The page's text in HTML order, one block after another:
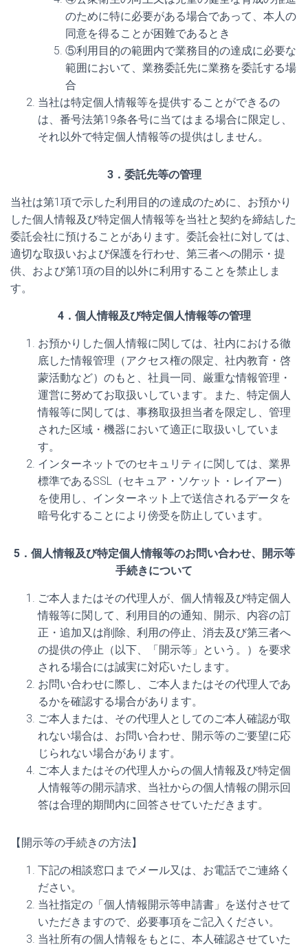
のために特に必要がある場合であって、本人の
同意を得ることが困難であるとき
⑤利用目的の範囲内で業務目的の達成に必要な
範囲において、業務委託先に業務を委託する場
合
当社は特定個人情報等を提供することができるの
は、番号法第19条各号に当てはまる場合に限定し、
それ以外で特定個人情報等の提供はしません。
3．委託先等の管理
当社は第1項で示した利用目的の達成のために、お預かり
した個人情報及び特定個人情報等を当社と契約を締結した
委託会社に預けることがあります。委託会社に対しては、
適切な取扱いおよび保護を行わせ、第三者への開示・提
供、および第1項の目的以外に利用することを禁止しま
す。
4．個人情報及び特定個人情報等の管理
お預かりした個人情報に関しては、社内における徹
底した情報管理（アクセス権の限定、社内教育・啓
蒙活動など）のもと、社員一同、厳重な情報管理・
運営に努めてお取扱いしています。また、特定個人
情報等に関しては、事務取扱担当者を限定し、管理
された区域・機器において適正に取扱いしていま
す。
インターネットでのセキュリティに関しては、業界
標準であるSSL（セキュア・ソケット・レイアー）
を使用し、インターネット上で送信されるデータを
暗号化することにより傍受を防止しています。
5．個人情報及び特定個人情報等のお問い合わせ、開示等
手続きについて
ご本人またはその代理人が、個人情報及び特定個人
情報等に関して、利用目的の通知、開示、内容の訂
正・追加又は削除、利用の停止、消去及び第三者へ
の提供の停止（以下、「開示等」という。）を要求
される場合には誠実に対応いたします。
お問い合わせに際し、ご本人またはその代理人であ
るかを確認する場合があります。
ご本人または、その代理人としてのご本人確認が取
れない場合は、お問い合わせ、開示等のご要望に応
じられない場合があります。
ご本人またはその代理人からの個人情報及び特定個
人情報等の開示請求、当社からの個人情報の開示回
答は合理的期間内に回答させていただきます。
【開示等の手続きの方法】
下記の相談窓口までメール又は、お電話でご連絡く
ださい。
当社指定の「個人情報開示等申請書」を送付させて
いただきますので、必要事項をご記入ください。
当社所有の個人情報をもとに、本人確認させていた